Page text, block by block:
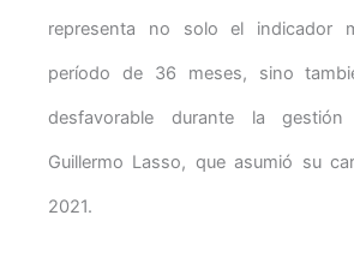
representa no solo el indicador
período de 36 meses, sino
desfavorable durante la
Guillermo Lasso, que asumió su
2021.